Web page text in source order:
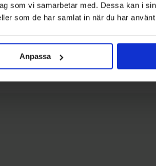
som vi samarbetar med. Dessa kan i
som de har samlat in när du har
Anpassa